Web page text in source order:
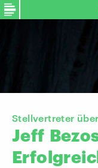
Stellvertreter
Jeff